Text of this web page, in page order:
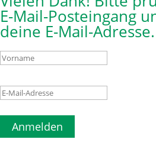
E-Mail-Posteingang
deine E-Mail-Adresse.
Anmelden